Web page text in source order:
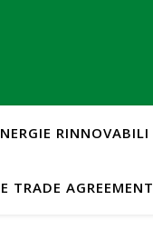
RINNOVABILI
TRADE AGREEMENT